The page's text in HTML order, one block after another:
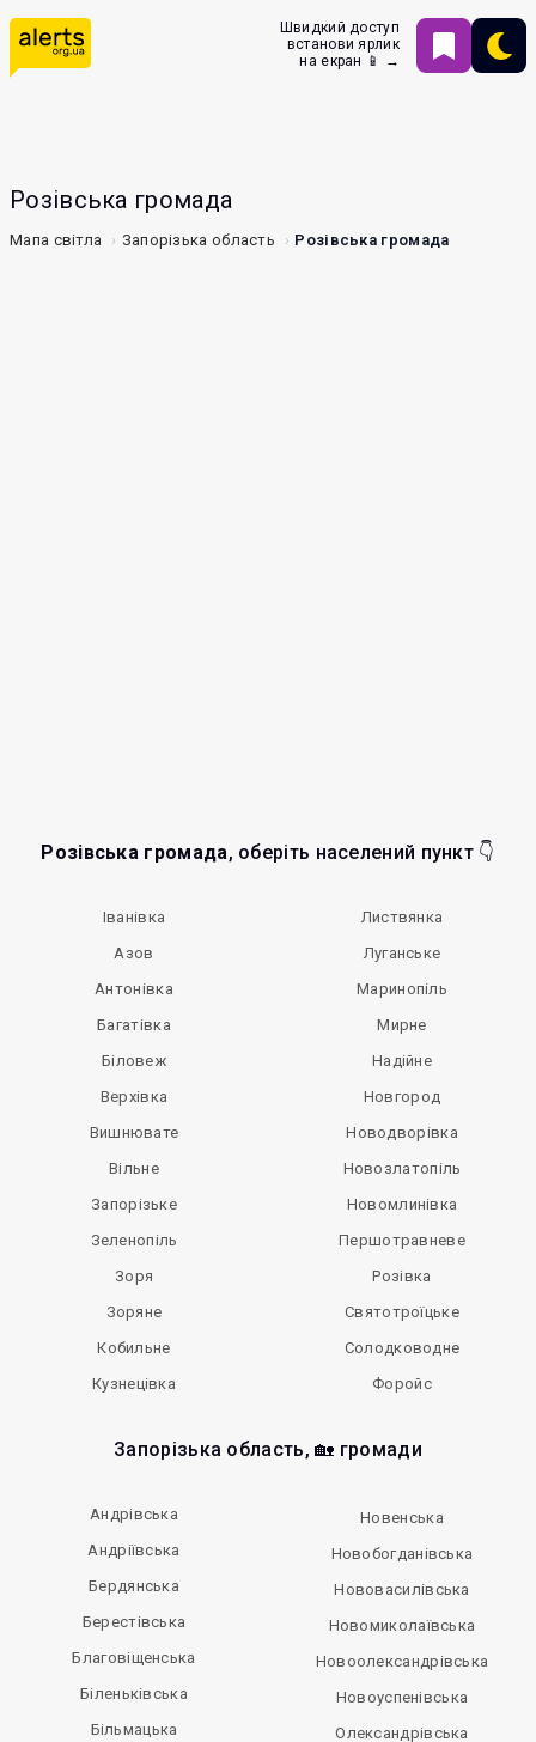
Швидкий доступ
встанови ярлик
на екран 📱 →
Розівська громада
Мапа світла Запорізька область Розівська громада
Розівська громада, оберіть населений пункт 👇
Іванівка
Азов
Антонівка
Багатівка
Біловеж
Верхівка
Вишнювате
Вільне
Запорізьке
Зеленопіль
Зоря
Зоряне
Кобильне
Кузнецівка
Листвянка
Луганське
Маринопіль
Мирне
Надійне
Новгород
Новодворівка
Новозлатопіль
Новомлинівка
Першотравневе
Розівка
Святотроїцьке
Солодководне
Форойс
Запорізька область, 🏡 громади
Андрівська
Андріївська
Бердянська
Берестівська
Благовіщенська
Біленьківська
Більмацька
Новенська
Новобогданівська
Нововасилівська
Новомиколаївська
Новоолександрівська
Новоуспенівська
Олександрівська